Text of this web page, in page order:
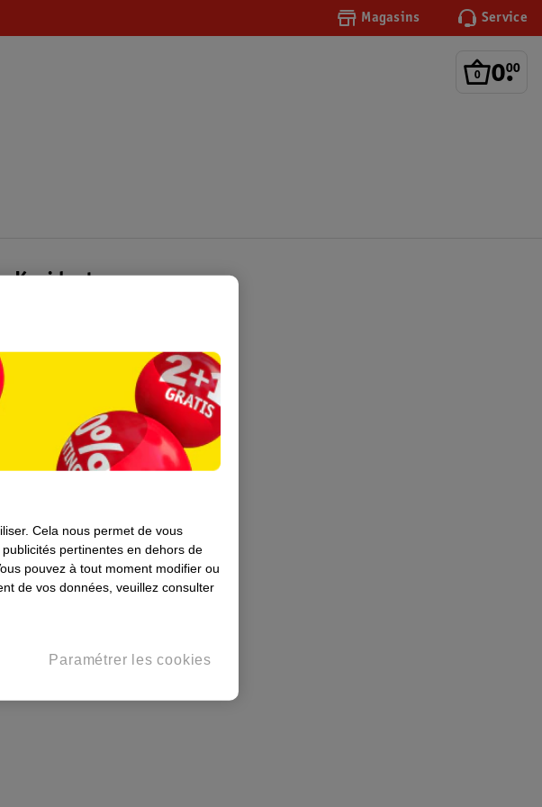
Magasins Service
0.
00
Kruidvat
de l’entreprise
Cela nous permet de vous
pertinentes en dehors de
pouvez à tout moment modifier ou
de vos données, veuillez consulter
Paramétrer les cookies